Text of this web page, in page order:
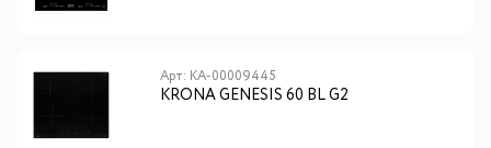
Арт: КА-00009445
KRONA GENESIS 60 BL G2